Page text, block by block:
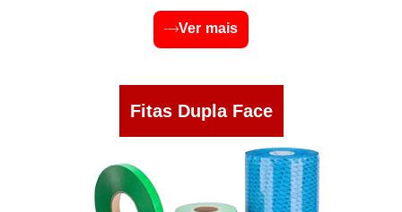
Ver mais
Fitas Dupla Face